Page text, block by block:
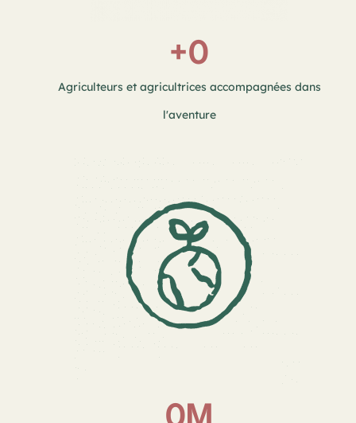
Agriculteurs et agricultrices accompagnées dans
l'aventure
+0